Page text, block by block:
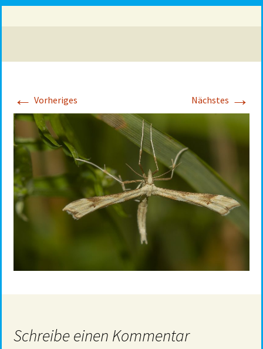
← Vorheriges Nächstes →
Schreibe einen Kommentar